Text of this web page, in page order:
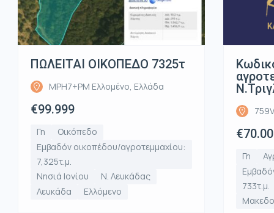
ΠΩΛΕΙΤΑΙ ΟΙΚΟΠΕΔΟ 7325τ
MPH7+PM Ελλομένο, Ελλάδα
€99.999
Γη
Οικόπεδο
Εμβαδόν οικοπέδου/αγροτεμμαχίου:
7,325τ.μ.
Νησιά Ιονίου
Ν. Λευκάδας
Λευκάδα
Ελλόμενο
Γη
733τ.μ.